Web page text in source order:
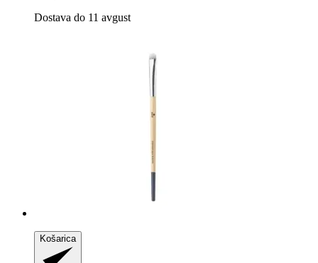
Dostava do 11 avgust
Košarica